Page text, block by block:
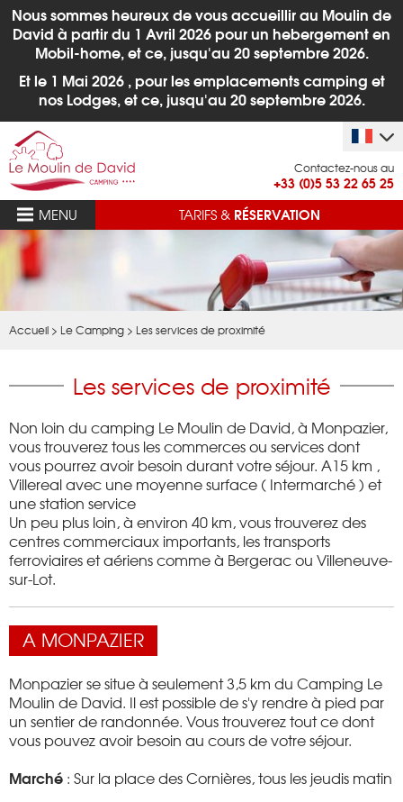
Nous sommes heureux de vous accueillir au Moulin de
David à partir du 1 Avril 2026 pour un hebergement en
Mobil-home, et ce, jusqu'au 20 septembre 2026.
Et le 1 Mai 2026 , pour les emplacements camping et
nos Lodges,et ce, jusqu'au 20 septembre 2026.
Contactez-nous au
+33 (0)5 53 22 65 25
MENU
TARIFS & RÉSERVATION
Accueil > Le Camping > Les services de proximité
Les services de proximité
Non loin du camping Le Moulin de David, à Monpazier,
vous trouverez tous les commerces ou services dont
vous pourrez avoir besoin durant votre séjour. A15 km ,
Villereal avec une moyenne surface ( Intermarché ) et
une station service
Un peu plus loin, à environ 40 km, vous trouverez des
centres commerciaux importants, les transports
ferroviaires et aériens comme à Bergerac ou Villeneuve-
sur-Lot.
A MONPAZIER
Monpazier se situe à seulement 3,5 km du Camping Le
Moulin de David. Il est possible de s'y rendre à pied par
un sentier de randonnée. Vous trouverez tout ce dont
vous pouvez avoir besoin au cours de votre séjour.
Marché : Sur la place des Cornières, tous les jeudis matin